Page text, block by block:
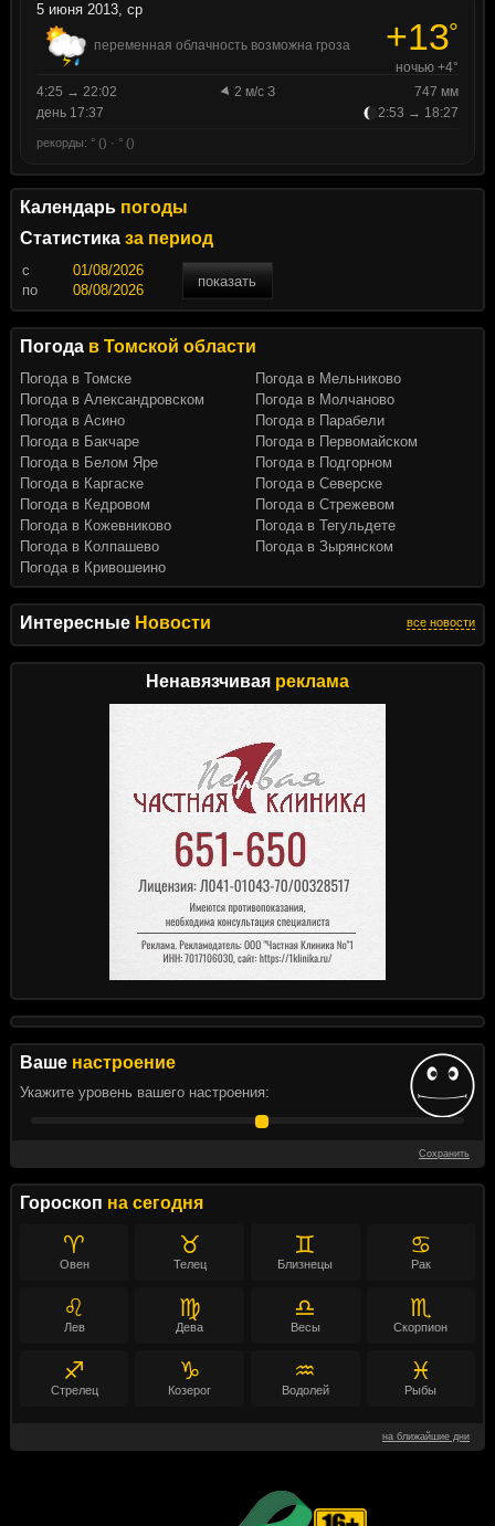
Интересные Новости все новости
Ненавязчивая реклама
Ваше настроение
Укажите уровень вашего настроения:
Сохранить
Гороскоп на сегодня
♈
Овен
♉
Телец
♊
Близнецы
♋
Рак
♌
Лев
♍
Дева
♎
Весы
♏
Скорпион
♐
Стрелец
♑
Козерог
♒
Водолей
♓
Рыбы
на ближайшие дни
5 июня 2013, ср
переменная облачность возможна гроза +13°
ночью +4°
4:25 → 22:02
2 м/с З
747 мм
день 17:37
2:53 → 18:27
рекорды: ° () · ° ()
Календарь погоды
Статистика за период
c
показать
по
Погода в Томской области
Погода в Томске
Погода в Александровском
Погода в Асино
Погода в Бакчаре
Погода в Белом Яре
Погода в Каргаске
Погода в Кедровом
Погода в Кожевниково
Погода в Колпашево
Погода в Кривошеино
Погода в Мельниково
Погода в Молчаново
Погода в Парабели
Погода в Первомайском
Погода в Подгорном
Погода в Северске
Погода в Стрежевом
Погода в Тегульдете
Погода в Зырянском